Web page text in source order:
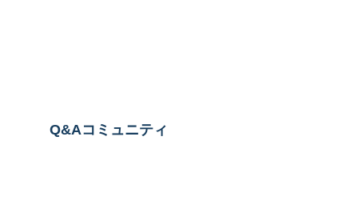
Q&Aコミュニティ